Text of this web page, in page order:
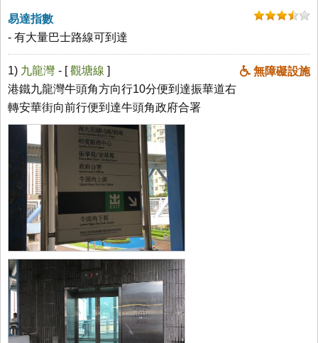
易達指數
- 有大量巴士路線可到達
1) 九龍灣 無障礙設施
- [觀塘線 ]
港鐵九龍灣牛頭角方向行10分便到達振華道右
轉安華街向前行便到達牛頭角政府合署